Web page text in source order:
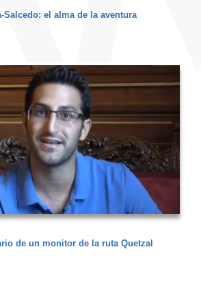
Salcedo: el alma de la aventura
de un monitor de la ruta Quetzal